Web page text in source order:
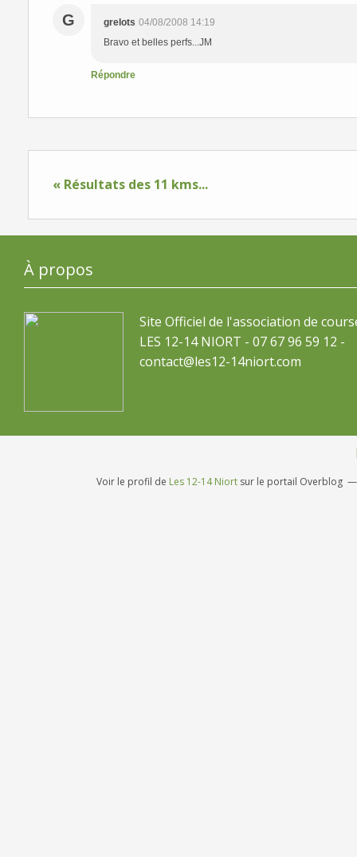
G grelots 04/08/2008 14:19
Bravo et belles perfs...JM
Répondre
« Résultats des 11 kms...
À propos
Site Officiel de l'association de
LES 12-14 NIORT - 07 67 96 59 12 -
contact@les12-14niort.com
Voir le profil de Les 12-14 Niort sur le portail Overblog